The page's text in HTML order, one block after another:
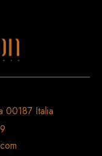
00187 Italia